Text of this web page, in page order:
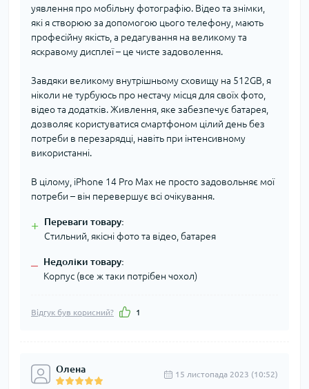
уявлення про мобільну фотографію. Відео та знімки,
які я створюю за допомогою цього телефону, мають
професійну якість, а редагування на великому та
яскравому дисплеї – це чисте задоволення.
Завдяки великому внутрішньому сховищу на 512GB, я
ніколи не турбуюсь про нестачу місця для своїх фото,
відео та додатків. Живлення, яке забезпечує батарея,
дозволяє користуватися смартфоном цілий день без
потреби в перезарядці, навіть при інтенсивному
використанні.
В цілому, iPhone 14 Pro Max не просто задовольняє мої
потреби – він перевершує всі очікування.
+ Переваги товару:
Стильний, якісні фото та відео, батарея
– Недоліки товару:
Корпус (все ж таки потрібен чохол)
Відгук був корисний? 1
Олена 15 листопада 2023 (10:52)